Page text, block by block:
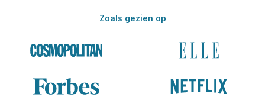
Zoals gezien op